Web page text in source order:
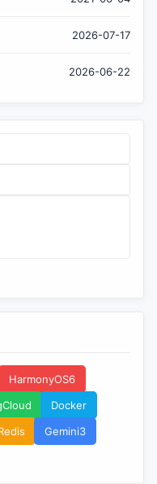
2026-07-17
2026-06-22
HarmonyOS6
Docker
Gemini3